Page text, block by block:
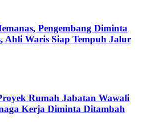
Pengembang Diminta
Ahli Waris Siap Tempuh Jalur
Rumah Jabatan Wawali
Kerja Diminta Ditambah